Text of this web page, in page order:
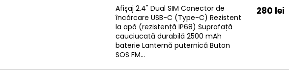
Afișaj 2.4" Dual SIM Conector de
încărcare USB-C (Type-C) Rezistent
la apă (rezistență IP68) Suprafață
cauciucată durabilă 2500 mAh
baterie Lanternă puternică Buton
SOS FM...
280 lei